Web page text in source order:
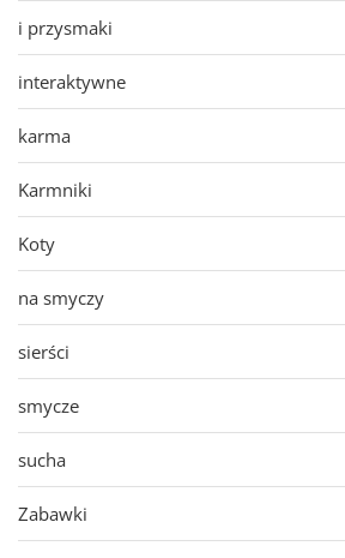
i przysmaki
interaktywne
karma
Karmniki
Koty
na smyczy
sierści
smycze
sucha
Zabawki